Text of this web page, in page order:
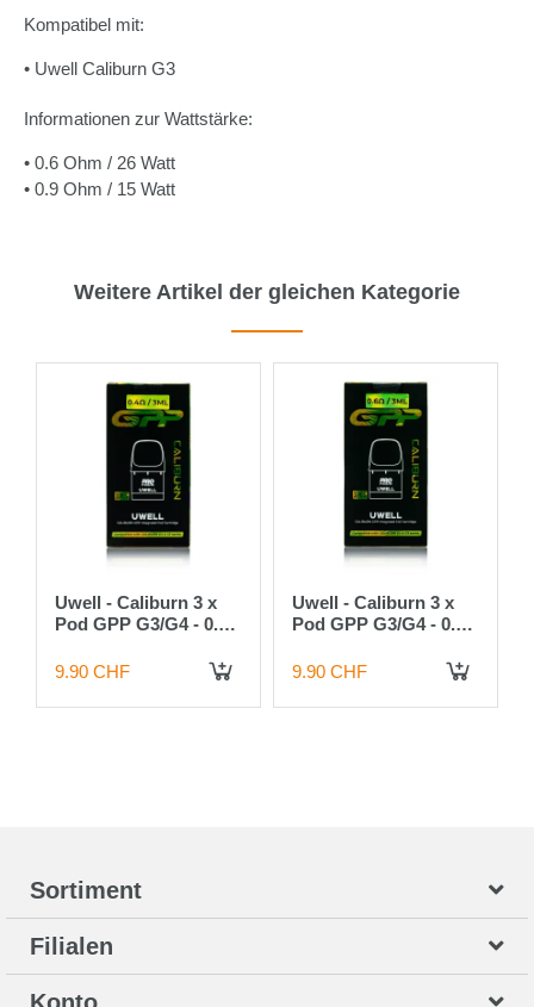
Kompatibel mit:
• Uwell Caliburn G3
Informationen zur Wattstärke:
• 0.6 Ohm / 26 Watt
• 0.9 Ohm / 15 Watt
Weitere Artikel der gleichen Kategorie
Uwell - Caliburn 3 x
Pod GPP G3/G4 - 0.4
9.90 CHF
Uwell - Caliburn 3 x
Pod GPP G3/G4 - 0.6
9.90 CHF
Sortiment
Filialen